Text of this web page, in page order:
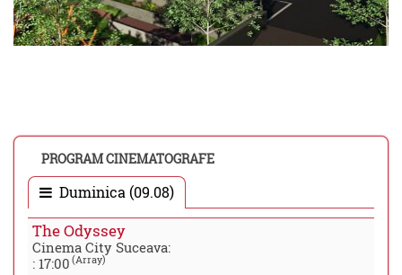
PROGRAM CINEMATOGRAFE
Duminica (09.08)
The Odyssey
Cinema City Suceava:
: 17:00 (Array)